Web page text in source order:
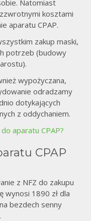
Natomiast
kosztami
aparatu CPAP.
zakup maski,
potrzeb (budowy
wypożyczana,
odradzamy
dotykających
z oddychaniem.
aparatu CPAP?
CPAP
z NFZ do zakupu
wynosi 1890 zł dla
bezdech senny